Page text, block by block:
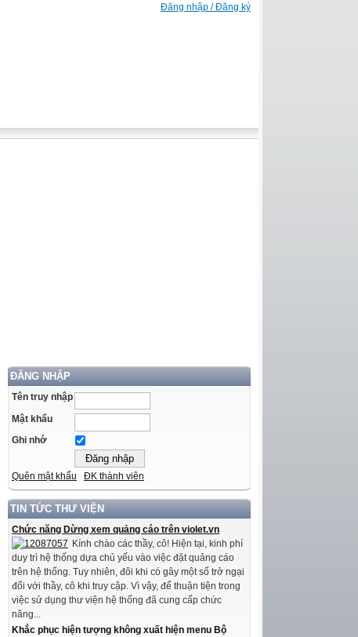
Đăng nhập / Đăng ký
ĐĂNG NHẬP
Tên truy nhập
Mật khẩu
Ghi nhớ
Quên mật khẩu ĐK thành viên
TIN TỨC THƯ VIỆN
Chức năng Dừng xem quảng cáo trên violet.vn
Kính chào các thầy, cô! Hiện tại, kinh phí
duy trì hệ thống dựa chủ yếu vào việc đặt quảng cáo
trên hệ thống. Tuy nhiên, đôi khi có gây một số trở ngại
đối với thầy, cô khi truy cập. Vì vậy, để thuận tiện trong
việc sử dụng thư viện hệ thống đã cung cấp chức
năng...
Khắc phục hiện tượng không xuất hiện menu Bộ